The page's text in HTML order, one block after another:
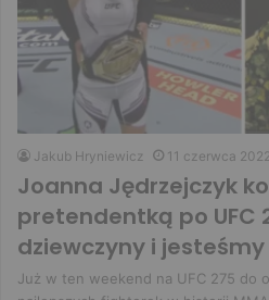
Jakub Hryniewicz 11 czerwca 2022
Joanna Jędrzejczyk
pretendentką po UFC
dziewczyny i jesteśmy
Już w ten weekend na UFC 275 do